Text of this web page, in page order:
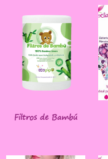
Filtros de Bambú